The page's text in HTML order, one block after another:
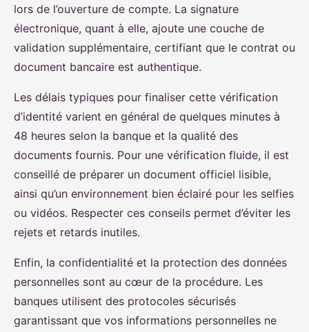
lors de l’ouverture de compte. La signature
électronique, quant à elle, ajoute une couche de
validation supplémentaire, certifiant que le contrat ou
document bancaire est authentique.
Les délais typiques pour finaliser cette vérification
d’identité varient en général de quelques minutes à
48 heures selon la banque et la qualité des
documents fournis. Pour une vérification fluide, il est
conseillé de préparer un document officiel lisible,
ainsi qu’un environnement bien éclairé pour les selfies
ou vidéos. Respecter ces conseils permet d’éviter les
rejets et retards inutiles.
Enfin, la confidentialité et la protection des données
personnelles sont au cœur de la procédure. Les
banques utilisent des protocoles sécurisés
garantissant que vos informations personnelles ne